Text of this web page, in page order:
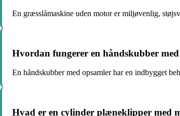
En græsslåmaskine uden motor er miljøvenlig,
Hvordan fungerer en håndskubber
En håndskubber med opsamler har en indbygget
Hvad er en cylinder plæneklipper med